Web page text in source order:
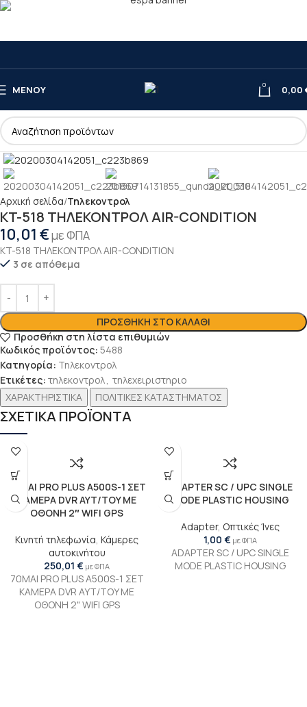
ΜΕΝΟΎ 0 0,00
Αρχική σελίδα Τηλεκοντρολ
KT-518 THΛEΚΟΝΤΡΟΛ AIR-CONDITION
10,01 €με ΦΠΑ
KT-518 THΛEΚΟΝΤΡΟΛ AIR-CONDITION
3 σε απόθεμα
ΠΡΟΣΘΉΚΗ ΣΤΟ ΚΑΛΆΘΙ
Προσθήκη στη λίστα επιθυμιών
Κωδικός προϊόντος: 5488
Κατηγορία: Τηλεκοντρολ
Ετικέτες: τηλεκοντρολ, τηλεχειριστηριο
ΧΑΡΑΚΤΗΡΙΣΤΙΚΑ
ΠΟΛΙΤΙΚΕΣ ΚΑΤΑΣΤΗΜΑΤΟΣ
ΣΧΕΤΙΚΑ ΠΡΟΪΟΝΤΑ
70MAI PRO PLUS A500S-1 ΣΕΤ
ΚΑΜΕΡΑ DVR AYT/TOY ME
OΘΟΝΗ 2″ WIFI GPS
Κινητή τηλεφωνία, Κάμερες
αυτοκινήτου
250,01 € με ΦΠΑ
70MAI PRO PLUS A500S-1 ΣΕΤ
ΚΑΜΕΡΑ DVR AYT/TOY ME
OΘΟΝΗ 2" WIFI GPS
ADAPTER SC / UPC SINGLE
MODE PLASTIC HOUSING
Adapter, Οπτικές Ίνες
1,00 € με ΦΠΑ
ADAPTER SC / UPC SINGLE
MODE PLASTIC HOUSING